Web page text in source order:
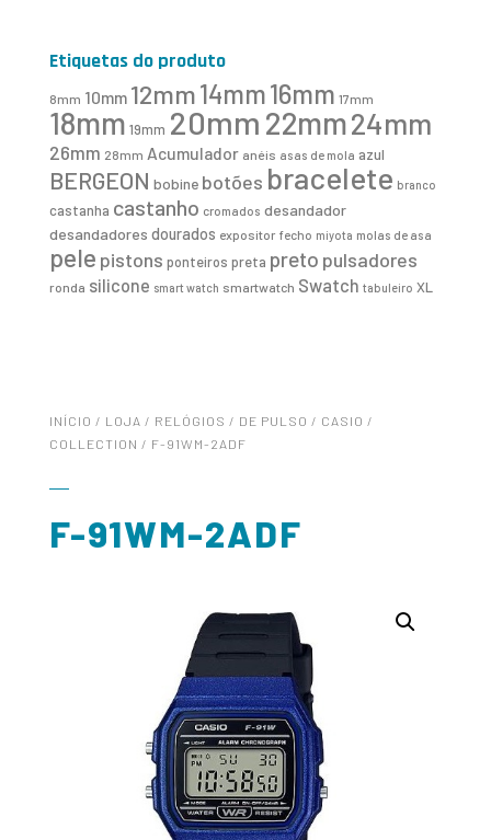
Etiquetas do produto
8mm 10mm 12mm14mm16mm 17mm
18mm 19mm 20mm 22mm24mm
26mm 28mm Acumulador anéis asas de mola azul
BERGEON bobine botões bracelete branco
castanha castanho cromados desandador
desandadores dourados expositor fecho miyota molas de asa
pele pistons ponteiros preta preto pulsadores
ronda silicone smart watch smartwatch Swatch tabuleiro XL
INÍCIO / LOJA / RELÓGIOS / DE PULSO / CASIO /
COLLECTION / F-91WM-2ADF
F-91WM-2ADF